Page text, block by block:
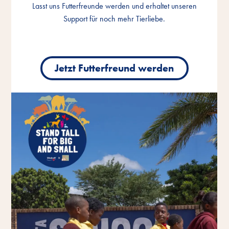
Lasst uns Futterfreunde werden und erhaltet unseren
Support für noch mehr Tierliebe.
Jetzt Futterfreund werden
Lasst uns Futterfreunde werden und erhaltet unseren
Support für noch mehr Tierliebe.
Jetzt Futterfreund werden
Lasst uns Futterfreunde werden und erhaltet unseren
Support für noch mehr Tierliebe.
Jetzt Futterfreund werden